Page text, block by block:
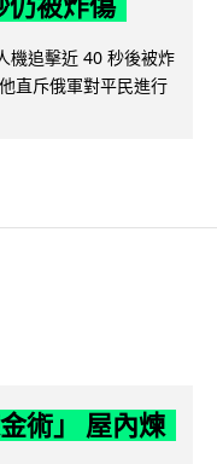
機追擊近 40 秒後被炸
直斥俄軍對平民進行
術」 屋內煉